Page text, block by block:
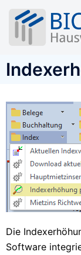
Die
Software